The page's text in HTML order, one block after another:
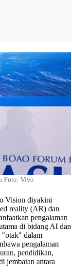
Foto: Vivo
Vision diyakini
reality (AR) dan
pengalaman
di bidang AI dan
"otak" dalam
pengalaman
pendidikan,
jembatan antara